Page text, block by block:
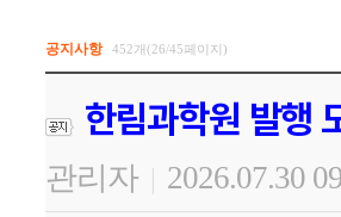
공지사항 452개(26/45페이지)
한림과학원 발행
관리자 | 2026.07.30